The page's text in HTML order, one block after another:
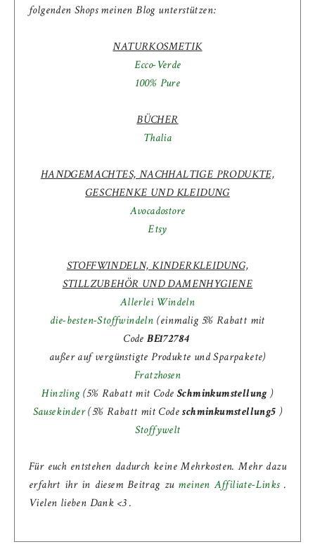
folgenden Shops meinen Blog unterstützen:
NATURKOSMETIK
Ecco-Verde
100% Pure
BÜCHER
Thalia
HANDGEMACHTES, NACHHALTIGE PRODUKTE,
GESCHENKE UND KLEIDUNG
Avocadostore
Etsy
STOFFWINDELN, KINDERKLEIDUNG,
STILLZUBEHÖR UND DAMENHYGIENE
Allerlei Windeln
die-besten-Stoffwindeln (einmalig 5% Rabatt mit
CodeBE172784
außer auf vergünstigte Produkte und Sparpakete)
Fratzhosen
Hinzling(5% Rabatt mit Code Schminkumstellung)
Sausekinder(5% Rabatt mit Codeschminkumstellung5 )
Stoffywelt
Für euch entstehen dadurch keine Mehrkosten. Mehr dazu
erfahrt ihr in diesem Beitrag zu meinen Affiliate-Links .
Vielen lieben Dank <3 .